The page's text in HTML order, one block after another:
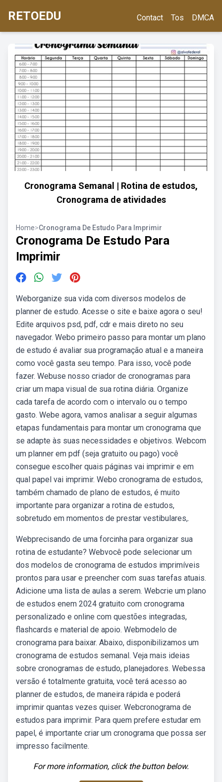
RETOEDU Contact Tos DMCA
Cronograma Semanal | Rotina de estudos,
Cronograma de atividades
Home>Cronograma De Estudo Para Imprimir
Cronograma De Estudo Para
Imprimir
Weborganize sua vida com diversos modelos de
planner de estudo. Acesse o site e baixe agora o seu!
Edite arquivos psd, pdf, cdr e mais direto no seu
navegador. Webo primeiro passo para montar um plano
de estudo é avaliar sua programação atual e a maneira
como você gasta seu tempo. Para isso, você pode
fazer. Webuse nosso criador de cronogramas para
criar um mapa visual de sua rotina diária. Organize
cada tarefa de acordo com o intervalo ou o tempo
gasto. Webe agora, vamos analisar a seguir algumas
etapas fundamentais para montar um cronograma que
se adapte às suas necessidades e objetivos. Webcom
um planner em pdf (seja gratuito ou pago) você
consegue escolher quais páginas vai imprimir e em
qual papel vai imprimir. Webo cronograma de estudos,
também chamado de plano de estudos, é muito
importante para organizar a rotina de estudos,
sobretudo em momentos de prestar vestibulares,.
Webprecisando de uma forcinha para organizar sua
rotina de estudante? Webvocê pode selecionar um
dos modelos de cronograma de estudos imprimíveis
prontos para usar e preencher com suas tarefas atuais.
Adicione uma lista de aulas a serem. Webcrie um plano
de estudos enem 2024 gratuito com cronograma
personalizado e online com questões integradas,
flashcards e material de apoio. Webmodelo de
cronograma para baixar. Abaixo, disponibilizamos um
cronograma de estudos semanal. Veja mais ideias
sobre cronogramas de estudo, planejadores. Webessa
versão é totalmente gratuita, você terá acesso ao
planner de estudos, de maneira rápida e poderá
imprimir quantas vezes quiser. Webcronograma de
estudos para imprimir. Para quem prefere estudar em
papel, é importante criar um cronograma que possa ser
impresso facilmente.
For more information, click the button below.